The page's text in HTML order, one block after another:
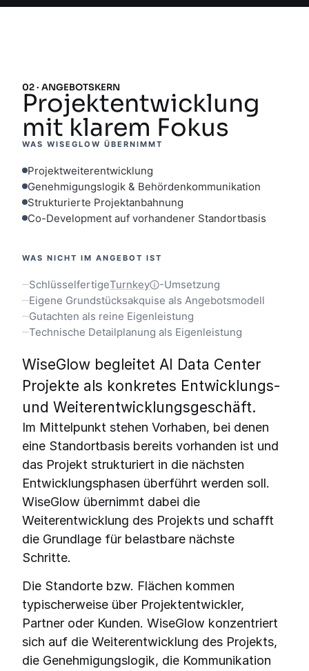
02 · ANGEBOTSKERN
Projektentwicklung
mit klarem Fokus
WAS WISEGLOW ÜBERNIMMT
Projektweiterentwicklung
Genehmigungslogik & Behördenkommunikation
Strukturierte Projektanbahnung
Co-Development auf vorhandener Standortbasis
WAS NICHT IM ANGEBOT IST
SchlüsselfertigeTurnkey
-Umsetzung
Eigene Grundstücksakquise als Angebotsmodell
Gutachten als reine Eigenleistung
Technische Detailplanung als Eigenleistung
WiseGlow begleitet AI Data Center
Projekte als konkretes Entwicklungs-
und Weiterentwicklungsgeschäft.
Im Mittelpunkt stehen Vorhaben, bei denen
eine Standortbasis bereits vorhanden ist und
das Projekt strukturiert in die nächsten
Entwicklungsphasen überführt werden soll.
WiseGlow übernimmt dabei die
Weiterentwicklung des Projekts und schafft
die Grundlage für belastbare nächste
Schritte.
Die Standorte bzw. Flächen kommen
typischerweise über Projektentwickler,
Partner oder Kunden. WiseGlow konzentriert
sich auf die Weiterentwicklung des Projekts,
die Genehmigungslogik, die Kommunikation